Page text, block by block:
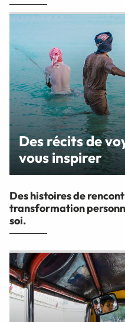
Des récits de
vous inspirer
Des histoires de
transformation
soi.